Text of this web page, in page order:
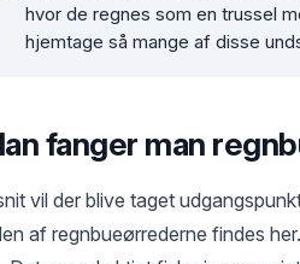
hvor de regnes som en trussel
hjemtage så mange af disse
fanger man
vil der blive taget
af regnbueørrederne findes